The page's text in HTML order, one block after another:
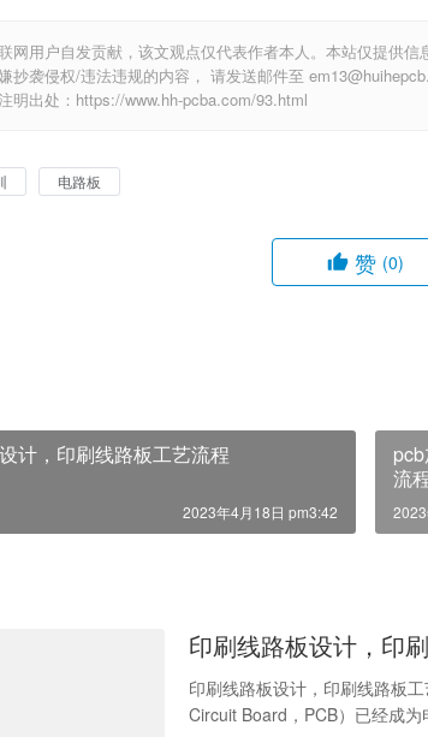
网用户自发贡献，该文观点仅代表作者本人。本站仅提供
抄袭侵权/违法违规的内容， 请发送邮件至
明出处：https://www.hh-pcba.com/93.html
电路板
赞 (0)
计，印刷线路板工艺流程
2023年4月18日 pm3:42
流
印刷线路板设计，印
印刷线路板设计，印刷线路板
Circuit Board，PCB）已经成